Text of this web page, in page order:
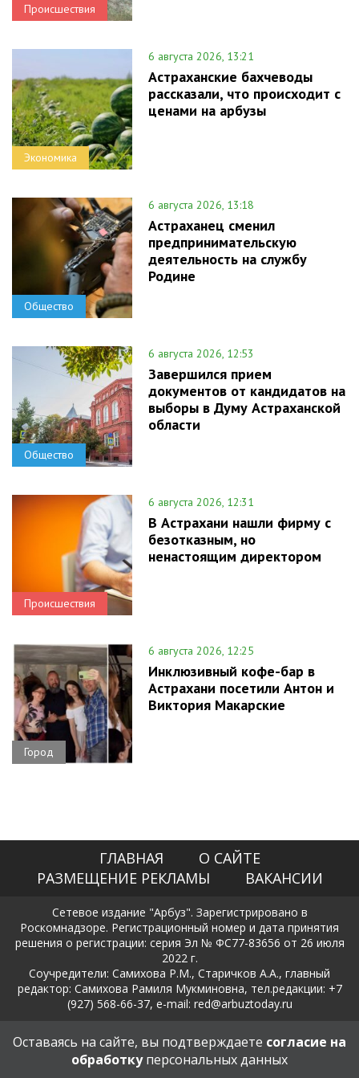
Происшествия
Экономика
6 августа 2026, 13:21
Астраханские бахчеводы
рассказали, что происходит с
ценами на арбузы
Общество
6 августа 2026, 13:18
Астраханец сменил
предпринимательскую
деятельность на службу
Родине
Общество
6 августа 2026, 12:53
Завершился прием
документов от кандидатов на
выборы в Думу Астраханской
области
Происшествия
6 августа 2026, 12:31
В Астрахани нашли фирму с
безотказным, но
ненастоящим директором
Город
6 августа 2026, 12:25
Инклюзивный кофе-бар в
Астрахани посетили Антон и
Виктория Макарские
ГЛАВНАЯ
О САЙТЕ
РАЗМЕЩЕНИЕ РЕКЛАМЫ
ВАКАНСИИ
Сетевое издание "Арбуз". Зарегистрировано в
Роскомнадзоре. Регистрационный номер и дата принятия
решения о регистрации: серия Эл № ФС77-83656 от 26 июля
2022 г.
Соучредители: Самихова Р.М., Старичков А.А., главный
редактор: Самихова Рамиля Мукминовна, тел.редакции: +7
(927) 568-66-37, e-mail: red@arbuztoday.ru
Политика в отношении обработки и защиты персональных
данных
Оставаясь на сайте, вы подтверждаете согласие на
обработкуперсональных данных